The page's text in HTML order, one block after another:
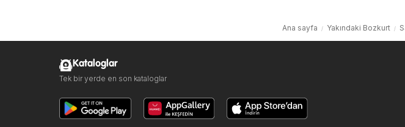
Ana sayfa Yakındaki Bozkurt
Kataloglar
Tek bir yerde en son kataloglar